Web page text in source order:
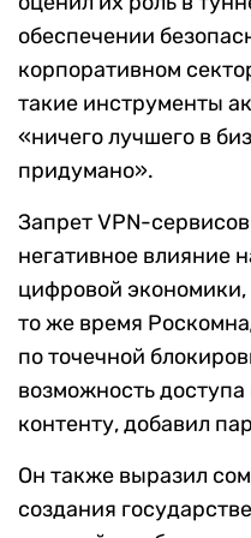
обеспечении
корпоративном
такие инструменты
«ничего лучшего в
придумано».
Запрет VPN-
негативное влияние
цифровой экономики,
то же время
по точечной
возможность
контенту, добавил
Он также выразил
создания